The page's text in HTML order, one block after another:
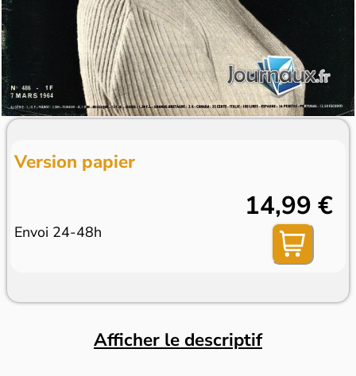
Version papier
Envoi 24-48h
14,99 €
Afficher le descriptif